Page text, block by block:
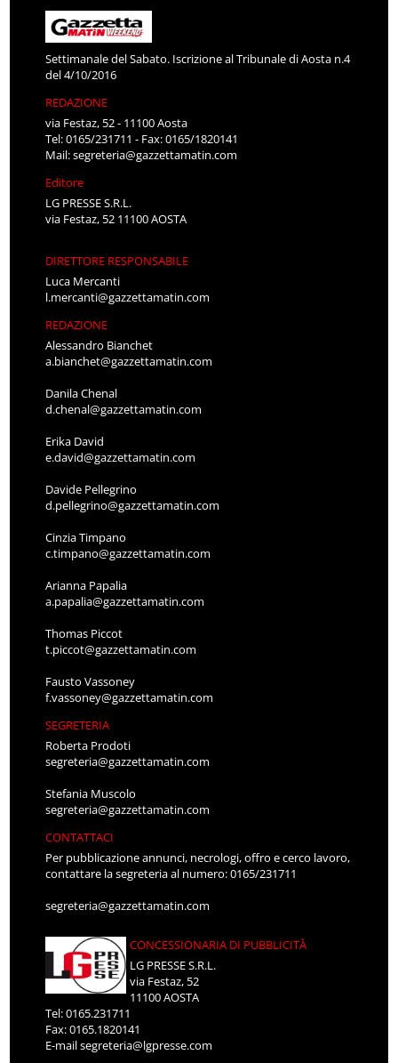
Settimanale del Sabato. Iscrizione al Tribunale di Aosta n.4
del 4/10/2016
REDAZIONE
via Festaz, 52 - 11100 Aosta
Tel: 0165/231711 - Fax: 0165/1820141
Mail:segreteria@gazzettamatin.com
Editore
LG PRESSE S.R.L.
via Festaz, 52 11100 AOSTA
DIRETTORE RESPONSABILE
Luca Mercanti
l.mercanti@gazzettamatin.com
REDAZIONE
Alessandro Bianchet
a.bianchet@gazzettamatin.com
Danila Chenal
d.chenal@gazzettamatin.com
Erika David
e.david@gazzettamatin.com
Davide Pellegrino
d.pellegrino@gazzettamatin.com
Cinzia Timpano
c.timpano@gazzettamatin.com
Arianna Papalia
a.papalia@gazzettamatin.com
Thomas Piccot
t.piccot@gazzettamatin.com
Fausto Vassoney
f.vassoney@gazzettamatin.com
SEGRETERIA
Roberta Prodoti
segreteria@gazzettamatin.com
Stefania Muscolo
segreteria@gazzettamatin.com
CONTATTACI
Per pubblicazione annunci, necrologi, offro e cerco lavoro,
contattare la segreteria al numero: 0165/231711
segreteria@gazzettamatin.com
CONCESSIONARIA DI PUBBLICITÀ
LG PRESSE S.R.L.
via Festaz, 52
11100 AOSTA
Tel: 0165.231711
Fax: 0165.1820141
E-mailsegreteria@lgpresse.com